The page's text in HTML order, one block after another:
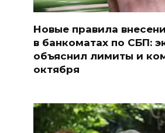
Новые правила
в банкоматах по СБП:
объяснил лимиты и
октября